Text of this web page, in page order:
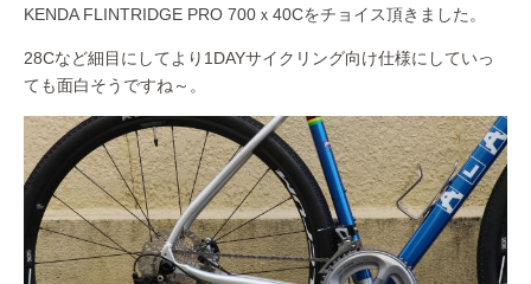
KENDA FLINTRIDGE PRO 700ｘ40Cをチョイス頂きました。
28Cなど細目にしてより1DAYサイクリング向け仕様にしていっ
ても面白そうですね～。